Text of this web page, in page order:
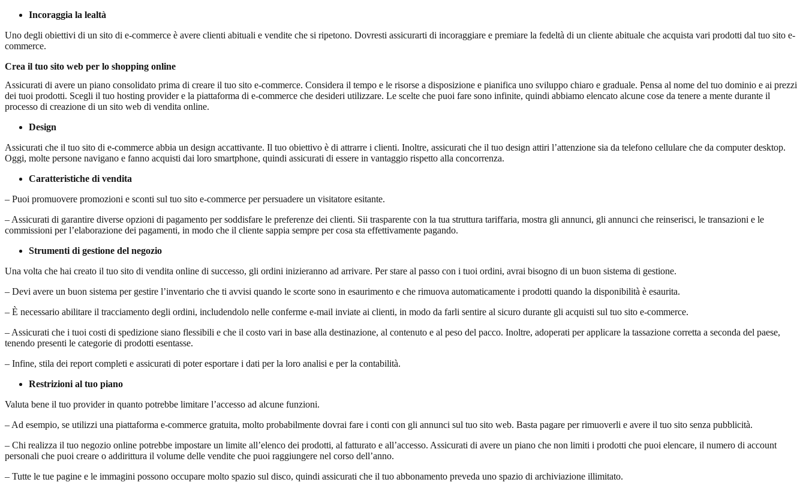
Incoraggia la lealtà
Uno degli obiettivi di un sito di e-commerce è avere clienti abituali e vendite che si ripetono. Dovresti assicurarti di incoraggiare e premiare la fedeltà di un cliente abituale che acquista vari prodotti dal tuo sito e-
commerce.
Crea il tuo sito web per lo shopping online
Assicurati di avere un piano consolidato prima di creare il tuo sito e-commerce. Considera il tempo e le risorse a disposizione e pianifica uno sviluppo chiaro e graduale. Pensa al nome del tuo dominio e ai prezzi
dei tuoi prodotti. Scegli il tuo hosting provider e la piattaforma di e-commerce che desideri utilizzare. Le scelte che puoi fare sono infinite, quindi abbiamo elencato alcune cose da tenere a mente durante il
processo di creazione di un sito web di vendita online.
Design
Assicurati che il tuo sito di e-commerce abbia un design accattivante. Il tuo obiettivo è di attrarre i clienti. Inoltre, assicurati che il tuo design attiri l’attenzione sia da telefono cellulare che da computer desktop.
Oggi, molte persone navigano e fanno acquisti dai loro smartphone, quindi assicurati di essere in vantaggio rispetto alla concorrenza.
Caratteristiche di vendita
– Puoi promuovere promozioni e sconti sul tuo sito e-commerce per persuadere un visitatore esitante.
– Assicurati di garantire diverse opzioni di pagamento per soddisfare le preferenze dei clienti. Sii trasparente con la tua struttura tariffaria, mostra gli annunci, gli annunci che reinserisci, le transazioni e le
commissioni per l’elaborazione dei pagamenti, in modo che il cliente sappia sempre per cosa sta effettivamente pagando.
Strumenti di gestione del negozio
Una volta che hai creato il tuo sito di vendita online di successo, gli ordini inizieranno ad arrivare. Per stare al passo con i tuoi ordini, avrai bisogno di un buon sistema di gestione.
– Devi avere un buon sistema per gestire l’inventario che ti avvisi quando le scorte sono in esaurimento e che rimuova automaticamente i prodotti quando la disponibilità è esaurita.
– È necessario abilitare il tracciamento degli ordini, includendolo nelle conferme e-mail inviate ai clienti, in modo da farli sentire al sicuro durante gli acquisti sul tuo sito e-commerce.
– Assicurati che i tuoi costi di spedizione siano flessibili e che il costo vari in base alla destinazione, al contenuto e al peso del pacco. Inoltre, adoperati per applicare la tassazione corretta a seconda del paese,
tenendo presenti le categorie di prodotti esentasse.
– Infine, stila dei report completi e assicurati di poter esportare i dati per la loro analisi e per la contabilità.
Restrizioni al tuo piano
Valuta bene il tuo provider in quanto potrebbe limitare l’accesso ad alcune funzioni.
– Ad esempio, se utilizzi una piattaforma e-commerce gratuita, molto probabilmente dovrai fare i conti con gli annunci sul tuo sito web. Basta pagare per rimuoverli e avere il tuo sito senza pubblicità.
– Chi realizza il tuo negozio online potrebbe impostare un limite all’elenco dei prodotti, al fatturato e all’accesso. Assicurati di avere un piano che non limiti i prodotti che puoi elencare, il numero di account
personali che puoi creare o addirittura il volume delle vendite che puoi raggiungere nel corso dell’anno.
– Tutte le tue pagine e le immagini possono occupare molto spazio sul disco, quindi assicurati che il tuo abbonamento preveda uno spazio di archiviazione illimitato.